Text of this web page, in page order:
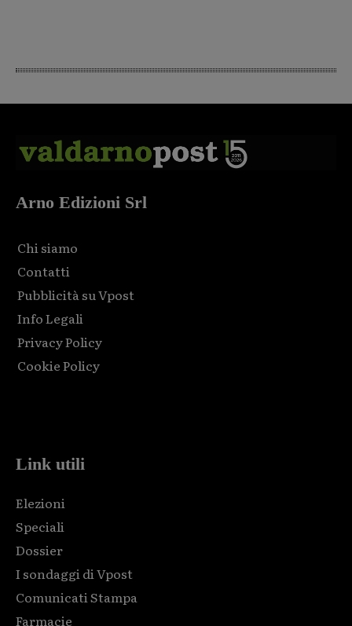
Arno Edizioni Srl
Chi siamo
Contatti
Pubblicità su Vpost
Info Legali
Privacy Policy
Cookie Policy
Link utili
Elezioni
Speciali
Dossier
I sondaggi di Vpost
Comunicati Stampa
Farmacie